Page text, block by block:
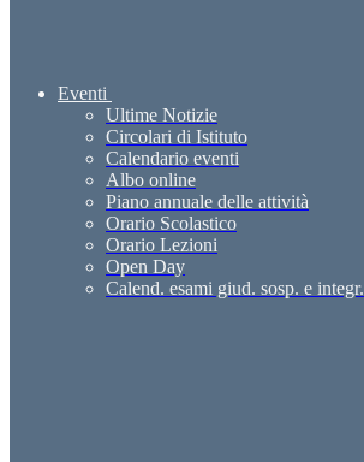
Eventi
Ultime Notizie
Circolari di Istituto
Calendario eventi
Albo online
Piano annuale delle attività
Orario Scolastico
Orario Lezioni
Open Day
Calend. esami giud. sosp. e integr.